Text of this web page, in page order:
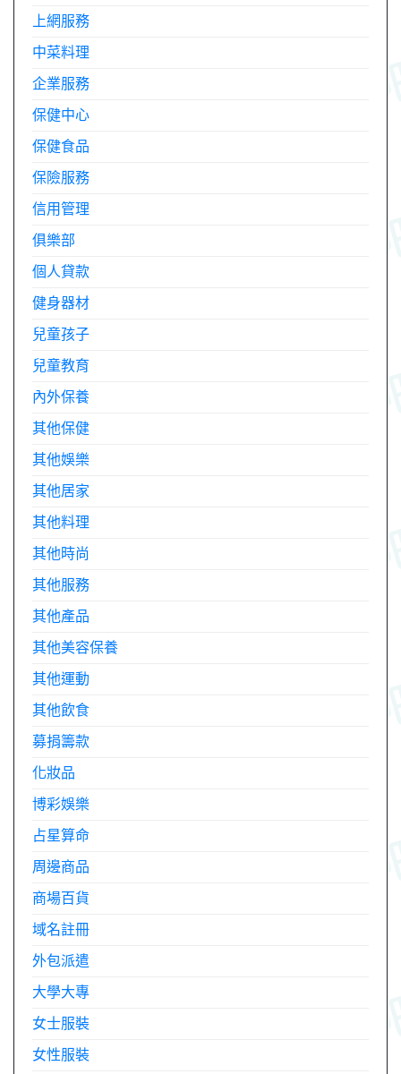
上網服務
中菜料理
企業服務
保健中心
保健食品
保險服務
信用管理
俱樂部
個人貸款
健身器材
兒童孩子
兒童教育
內外保養
其他保健
其他娛樂
其他居家
其他料理
其他時尚
其他服務
其他產品
其他美容保養
其他運動
其他飲食
募捐籌款
化妝品
博彩娛樂
占星算命
周邊商品
商場百貨
域名註冊
外包派遣
大學大專
女士服裝
女性服裝